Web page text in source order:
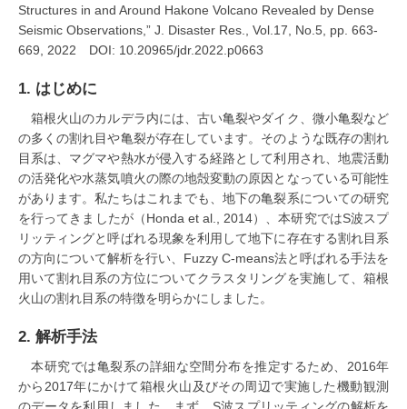
Structures in and Around Hakone Volcano Revealed by Dense
Seismic Observations,” J. Disaster Res., Vol.17, No.5, pp. 663-
669, 2022 DOI: 10.20965/jdr.2022.p0663
1. はじめに
箱根火山のカルデラ内には、古い亀裂やダイク、微小亀裂など
の多くの割れ目や亀裂が存在しています。そのような既存の割れ
目系は、マグマや熱水が侵入する経路として利用され、地震活動
の活発化や水蒸気噴火の際の地殻変動の原因となっている可能性
があります。私たちはこれまでも、地下の亀裂系についての研究
を行ってきましたが（Honda et al., 2014）、本研究ではS波スプ
リッティングと呼ばれる現象を利用して地下に存在する割れ目系
の方向について解析を行い、Fuzzy C-means法と呼ばれる手法を
用いて割れ目系の方位についてクラスタリングを実施して、箱根
火山の割れ目系の特徴を明らかにしました。
2. 解析手法
本研究では亀裂系の詳細な空間分布を推定するため、2016年
から2017年にかけて箱根火山及びその周辺で実施した機動観測